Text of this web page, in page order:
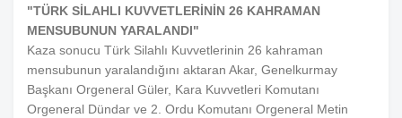
"TÜRK SİLAHLI KUVVETLERİNİN 26 KAHRAMAN
MENSUBUNUN YARALANDI"
Kaza sonucu Türk Silahlı Kuvvetlerinin 26 kahraman
mensubunun yaralandığını aktaran Akar, Genelkurmay
Başkanı Orgeneral Güler, Kara Kuvvetleri Komutanı
Orgeneral Dündar ve 2. Ordu Komutanı Orgeneral Metin